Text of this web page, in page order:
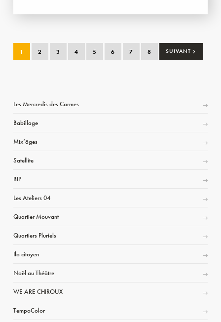
1 2 3 4 5 6 7 8 SUIVANT ›
Les Mercredis des Carmes
Babillage
Mix’âges
Satellite
BIP
Les Ateliers 04
Quartier Mouvant
Quartiers Pluriels
Ilo citoyen
Noël au Théâtre
WE ARE CHIROUX
TempoColor